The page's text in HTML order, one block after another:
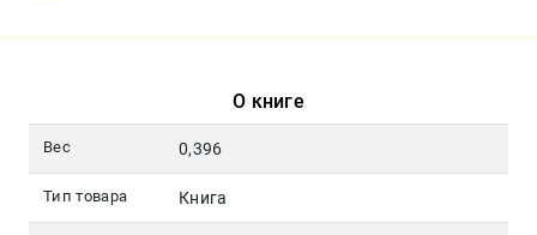
О книге
Вес 0,396
Тип товара Книга